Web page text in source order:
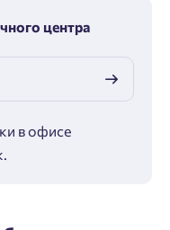
центра
в офисе